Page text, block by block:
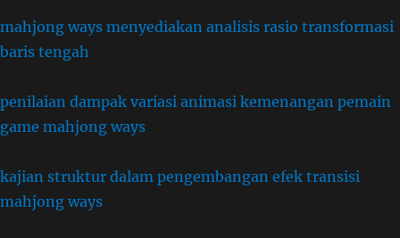
mahjong ways menyediakan analisis rasio transformasi
baris tengah
penilaian dampak variasi animasi kemenangan pemain
game mahjong ways
kajian struktur dalam pengembangan efek transisi
mahjong ways